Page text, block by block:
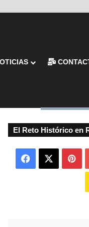
El Reto Histórico en
Facebook